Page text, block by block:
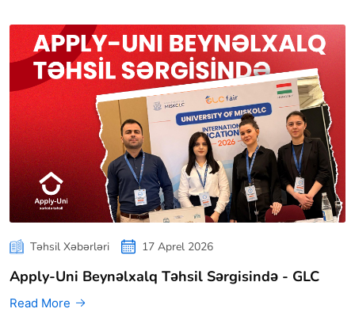
Təhsil Xəbərləri 17 Aprel 2026
Apply-Uni Beynəlxalq Təhsil Sərgisində - GLC
Read More